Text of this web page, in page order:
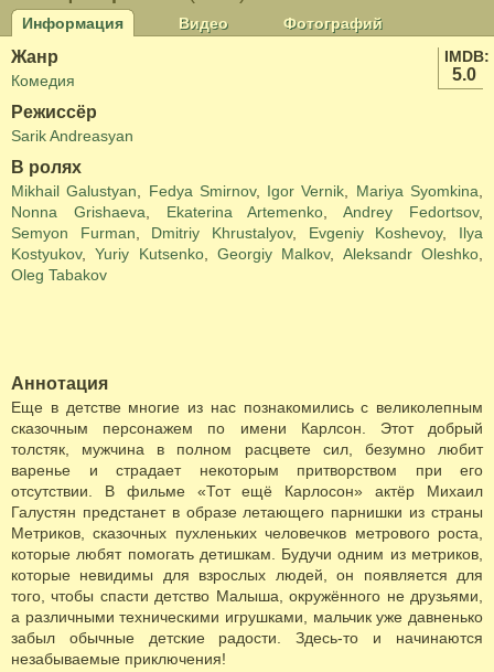
Информация Видео
Фотографий
IMDB:
5.0
Жанр
Комедия
Режиссёр
Sarik Andreasyan
В ролях
Mikhail Galustyan Fedya Smirnov, Igor Vernik Mariya Syomkina
Nonna Grishaeva
Ekaterina Artemenko ,Andrey Fedortsov,
Semyon Furman
Dmitriy Khrustalyov, Evgeniy Koshevoy, Ilya
Kostyukov,Yuriy Kutsenko,Georgiy Malkov, Aleksandr Oleshko
Oleg Tabakov
Аннотация
Еще в детстве многие из нас познакомились с великолепным
сказочным персонажем по имени Карлсон. Этот добрый
толстяк, мужчина в полном расцвете сил, безумно любит
варенье и страдает некоторым притворством при его
отсутствии. В фильме «Тот ещё Карлосон» актёр Михаил
Галустян предстанет в образе летающего парнишки из страны
Метриков, сказочных пухленьких человечков метрового роста,
которые любят помогать детишкам. Будучи одним из метриков,
которые невидимы для взрослых людей, он появляется для
того, чтобы спасти детство Малыша, окружённого не друзьями,
а различными техническими игрушками, мальчик уже давненько
забыл обычные детские радости. Здесь-то и начинаются
незабываемые приключения!